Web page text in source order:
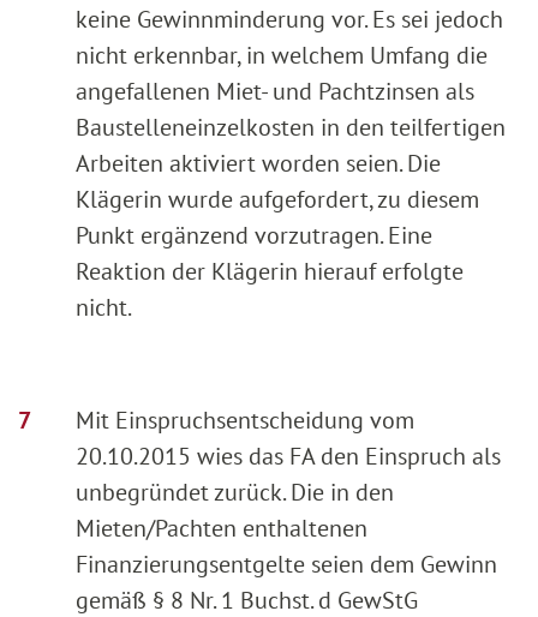
keine Gewinnminderung vor. Es sei jedoch
nicht erkennbar, in welchem Umfang die
angefallenen Miet- und Pachtzinsen als
Baustelleneinzelkosten in den teilfertigen
Arbeiten aktiviert worden seien. Die
Klägerin wurde aufgefordert, zu diesem
Punkt ergänzend vorzutragen. Eine
Reaktion der Klägerin hierauf erfolgte
nicht.
Mit Einspruchsentscheidung vom
20.10.2015 wies das FA den Einspruch als
unbegründet zurück. Die in den
Mieten/Pachten enthaltenen
Finanzierungsentgelte seien dem Gewinn
gemäß § 8 Nr. 1 Buchst. d GewStG